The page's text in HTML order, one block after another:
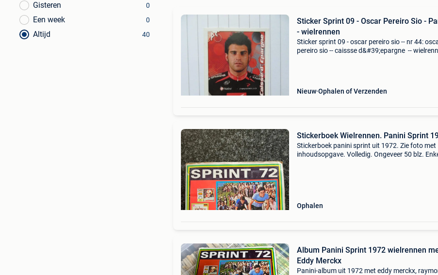
Gisteren 0
Een week 0
Altijd 40
Sticker Sprint 09 - Oscar Pereiro Sio -
- wielrennen
Sticker sprint 09 - oscar pereiro sio -- nr 44:
pereiro sio -- caissse d&#39;epargne --
Nieuw Ophalen of Verzenden
Stickerboek Wielrennen. Panini
Stickerboek panini sprint uit 1972. Zie foto met
inhoudsopgave. Volledig. Ongeveer 50 blz.
Ophalen
Album Panini Sprint 1972 wielrennen
Eddy Merckx
Panini-album uit 1972 met eddy merckx,